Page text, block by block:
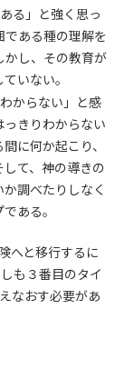
る」と強く思っ
ある種の理解を
かし、その教育が
いない。
からない」と感
きりわからない
に何か起こり、
て、神の導きの
調べたりしなく
ある。
へと移行するに
も３番目のタイ
なおす必要があ